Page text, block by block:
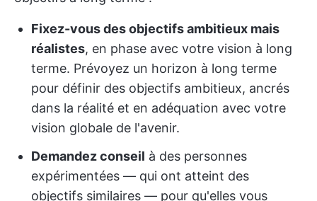
Fixez-vous des objectifs ambitieux mais
réalistes, en phase avec votre vision à long
terme. Prévoyez un horizon à long terme
pour définir des objectifs ambitieux, ancrés
dans la réalité et en adéquation avec votre
vision globale de l'avenir.
Demandez conseil à des personnes
expérimentées — qui ont atteint des
objectifs similaires — pour qu'elles vous